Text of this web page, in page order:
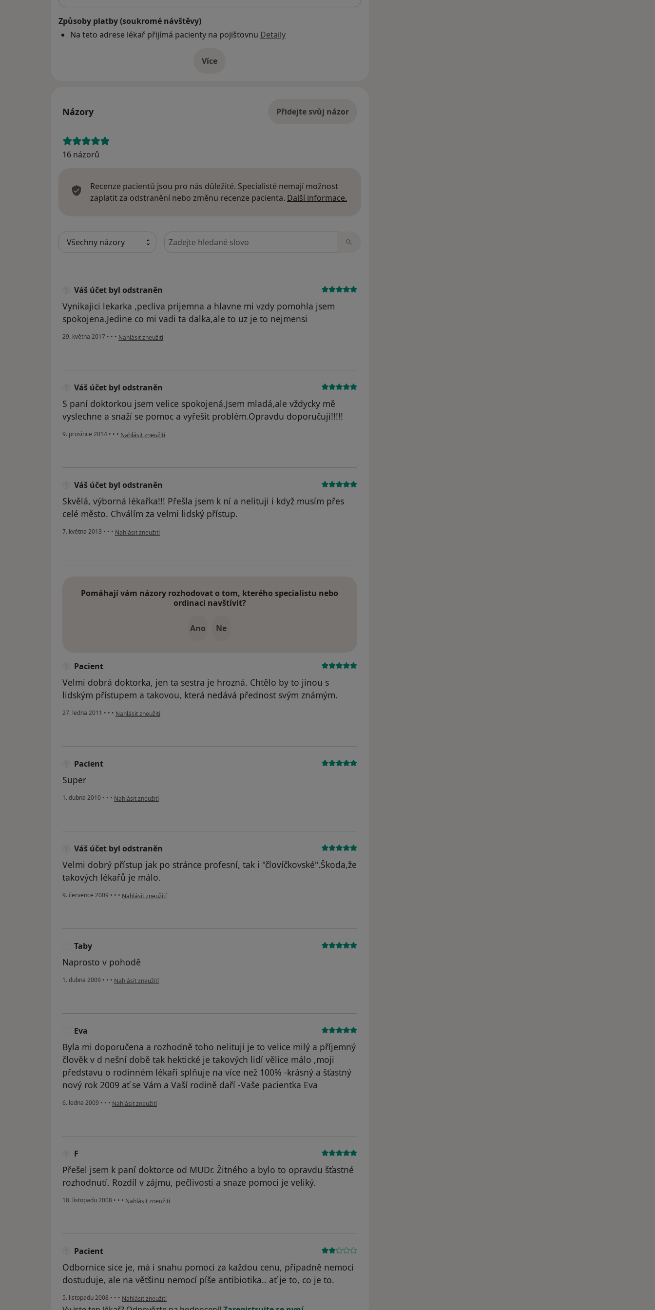
Způsoby platby (soukromé návštěvy)
Na teto adrese lékař přijímá pacienty na pojišťovnu Detaily
Víceo adrese
Názory Přidejte svůj názor
16 názorů
Recenze pacientů jsou pro nás důležité. Specialisté nemají možnost
zaplatit za odstranění nebo změnu recenze pacienta. Další informace.
Hledejte v názorech
Váš účet byl odstraněn
Vynikajici lekarka ,pecliva prijemna a hlavne mi vzdy pomohla jsem
spokojena.Jedine co mi vadi ta dalka,ale to uz je to nejmensi
29. května 2017 • • • podle názoru uživatele Váš účet byl odstraněn
Nahlásit zneužití
Váš účet byl odstraněn
S paní doktorkou jsem velice spokojená.Jsem mladá,ale vždycky mě
vyslechne a snaží se pomoc a vyřešit problém.Opravdu doporučuji!!!!!
9. prosince 2014 • • • podle názoru uživatele Váš účet byl odstraněn
Nahlásit zneužití
Váš účet byl odstraněn
Skvělá, výborná lékařka!!! Přešla jsem k ní a nelituji i když musím přes
celé město. Chválím za velmi lidský přístup.
7. května 2013 • • • podle názoru uživatele Váš účet byl odstraněn
Nahlásit zneužití
Pomáhají vám názory rozhodovat o tom, kterého specialistu nebo
ordinaci navštívit?
Ano Ne
Pacient
Velmi dobrá doktorka, jen ta sestra je hrozná. Chtělo by to jinou s
lidským přístupem a takovou, která nedává přednost svým známým.
27. ledna 2011 • • • podle názoru uživatele Pacient
Nahlásit zneužití
Pacient
Super
1. dubna 2010 • • • podle názoru uživatele Pacient
Nahlásit zneužití
Váš účet byl odstraněn
Velmi dobrý přístup jak po stránce profesní, tak i "človíčkovské".Škoda,že
takových lékařů je málo.
9. července 2009 • • • podle názoru uživatele Váš účet byl odstraněn
Nahlásit zneužití
Taby
Naprosto v pohodě
1. dubna 2009 • • • podle názoru uživatele Taby
Nahlásit zneužití
Eva
Byla mi doporučena a rozhodně toho nelituji je to velice milý a příjemný
člověk v d nešní době tak hektické je takových lidí vělice málo ,moji
představu o rodinném lékaři splňuje na více než 100% -krásný a šťastný
nový rok 2009 ať se Vám a Vaší rodině daří -Vaše pacientka Eva
6. ledna 2009 • • • podle názoru uživatele Eva
Nahlásit zneužití
F
Přešel jsem k paní doktorce od MUDr. Žitného a bylo to opravdu šťastné
rozhodnutí. Rozdíl v zájmu, pečlivosti a snaze pomoci je veliký.
18. listopadu 2008 • • • podle názoru uživatele F
Nahlásit zneužití
Pacient
Odbornice sice je, má i snahu pomoci za každou cenu, případně nemoci
dostuduje, ale na většinu nemocí píše antibiotika.. ať je to, co je to.
5. listopadu 2008 • • • podle názoru uživatele Pacient
Nahlásit zneužití